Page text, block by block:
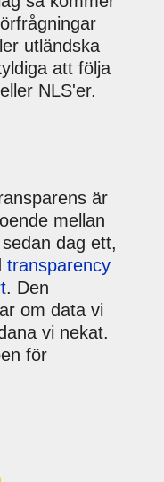
utländska
att följa
NLS'er.
är
mellan
dag ett,
transparency
. Den
om data vi
vi nekat.
för